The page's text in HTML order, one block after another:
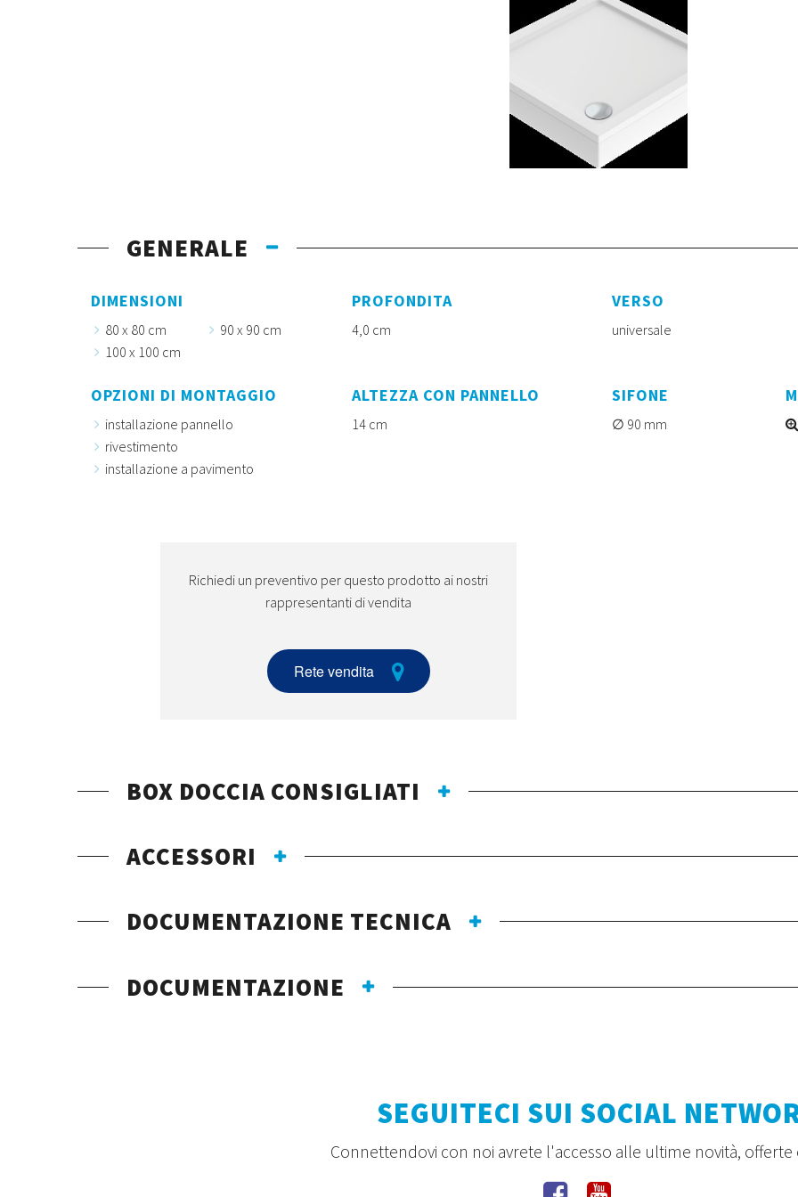
GENERALE
DIMENSIONI
80 x 80 cm
90 x 90 cm
100 x 100 cm
PROFONDITA
4,0 cm
VERSO
universale
OPZIONI DI MONTAGGIO
installazione pannello
rivestimento
installazione a pavimento
ALTEZZA CON PANNELLO
14 cm
SIFONE
90 mm
Richiedi un preventivo per questo prodotto ai nostri
rappresentanti di vendita
Rete vendita
BOX DOCCIA CONSIGLIATI
ACCESSORI
DOCUMENTAZIONE TECNICA
DOCUMENTAZIONE
SEGUITECI SUI SOCIAL
Connettendovi con noi avrete l'accesso alle ultime novità,